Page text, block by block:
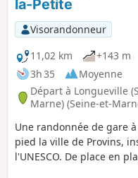
la-Petite
Visorandonneur
11,02 km
+143 m
3h 35
Moyenne
Départ à Longueville
Marne) (Seine-et-
Une randonnée de gare
pied la ville de Provins,
l'UNESCO. De place en